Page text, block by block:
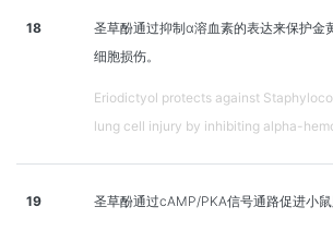
18
圣草酚通过抑制α溶血素的表达来保护金
细胞损伤。
Eriodictyol protects against
lung cell injury by inhibiting alpha-
19 圣草酚通过cAMP/PKA信号通路促进小鼠